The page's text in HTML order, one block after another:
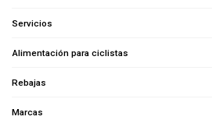
Servicios
Alimentación para ciclistas
Rebajas
Marcas